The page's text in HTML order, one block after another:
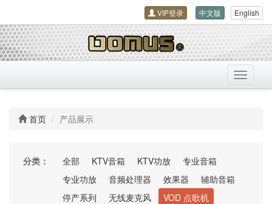
VIP登录 中文版 English
导
航
首页 产品展示
分类： 全部 KTV音箱 KTV功放
专业音箱
专业功放
音频处理器 效果器
辅助音箱
停产系列
无线麦克风
VOD 点歌机